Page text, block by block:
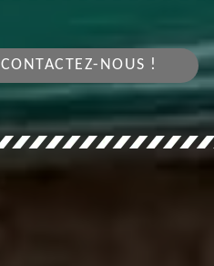
CONTACTEZ-NOUS !